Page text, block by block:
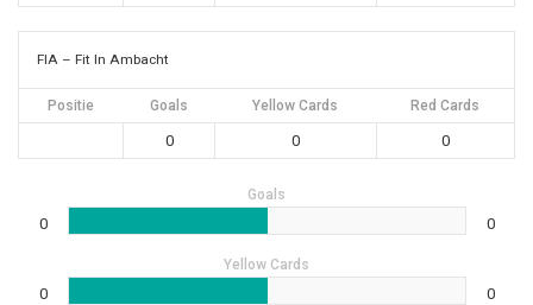
FIA – Fit In Ambacht
Positie Goals Yellow Cards Red Cards
0 0 0
Goals
0 0
Yellow Cards
0 0